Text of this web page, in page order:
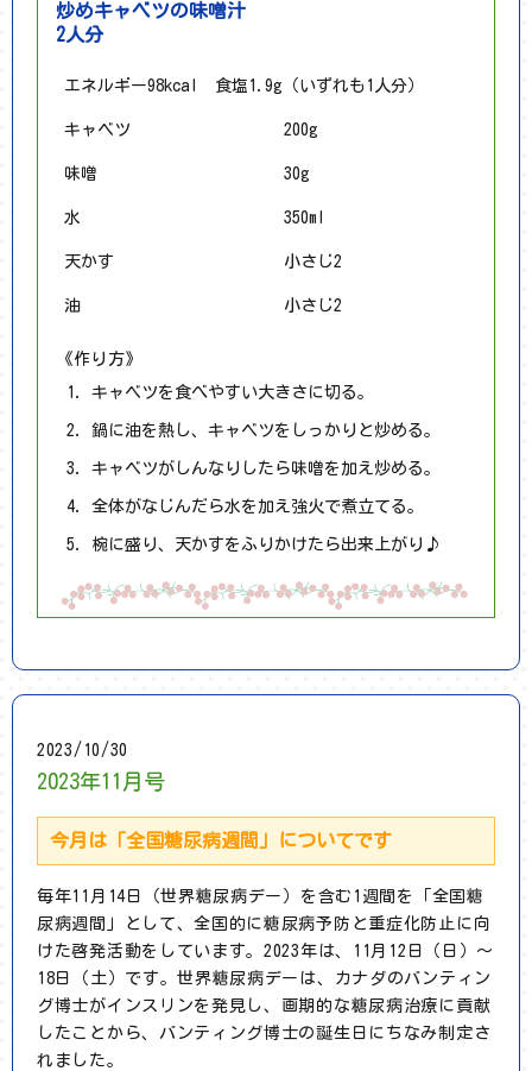
炒めキャベツの味噌汁
2人分
エネルギー98kcal 食塩1.9g（いずれも1人分）
キャベツ 200g
味噌 30g
水 350ml
天かす 小さじ2
油 小さじ2
《作り方》
キャベツを食べやすい大きさに切る。
鍋に油を熱し、キャベツをしっかりと炒める。
キャベツがしんなりしたら味噌を加え炒める。
全体がなじんだら水を加え強火で煮立てる。
椀に盛り、天かすをふりかけたら出来上がり♪
2023/10/30
2023年11月号
今月は「全国糖尿病週間」についてです
毎年11月14日（世界糖尿病デー）を含む1週間を「全国糖
尿病週間」として、全国的に糖尿病予防と重症化防止に向
けた啓発活動をしています。2023年は、11月12日（日）～
18日（土）です。世界糖尿病デーは、カナダのバンティン
グ博士がインスリンを発見し、画期的な糖尿病治療に貢献
したことから、バンティング博士の誕生日にちなみ制定さ
れました。